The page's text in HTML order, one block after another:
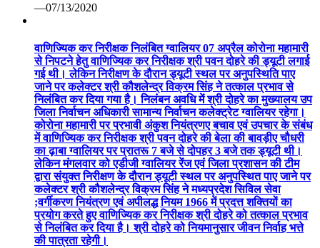
—07/13/2020
वाणिज्यिक कर निरीक्षक निलंबित ग्वालियर 07 अप्रैल कोरोना महामारी
से निपटने हेतु वाणिज्यिक कर निरीक्षक श्री पवन दोहरे की ड्यूटी लगाई
गई थी। लेकिन निरीक्षण के दौरान ड्यूटी स्थल पर अनुपस्थिति पाए
जाने पर कलेक्टर श्री कौशलेन्द्र विक्रम सिंह ने तत्काल प्रभाव से
निलंबित कर दिया गया है। निलंबन अवधि में श्री दोहरे का मुख्यालय उप
जिला निर्वाचन अधिकारी सामान्य निर्वाचन कलेक्ट्रेट ग्वालियर रहेगा।
कोरोना महामारी पर प्रभावी अंकुश नियंत्रणए बचाव एवं उपचार के संबंध
में वाणिज्यिक कर निरीक्षक श्री पवन दोहरे की बेला की बावड़ीए चौधरी
का ढ़ाबा ग्वालियर पर प्रातरू 7 बजे से दोपहर 3 बजे तक ड्यूटी थी।
लेकिन मंगलवार को एडीजी ग्वालियर रेंज एवं जिला प्रशासन की टीम
द्वारा संयुक्त निरीक्षण के दौरान ड्यूटी स्थल पर अनुपस्थित पाए जाने पर
कलेक्टर श्री कौशलेन्द्र विक्रम सिंह ने मध्यप्रदेश सिविल सेवा
;वर्गीकरण नियंत्रण एवं अपीलद्ध नियम 1966 में प्रदत्त शक्तियों का
प्रयोग करते हुए वाणिज्यिक कर निरीक्षक श्री दोहरे को तत्काल प्रभाव
से निलंबित कर दिया है। श्री दोहरे को नियमानुसार जीवन निर्वाह भत्ते
की पात्रता रहेगी।